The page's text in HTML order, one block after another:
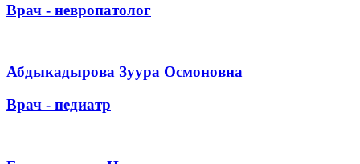
Врач - невропатолог
Абдыкадырова Зуура Осмоновна
Врач - педиатр